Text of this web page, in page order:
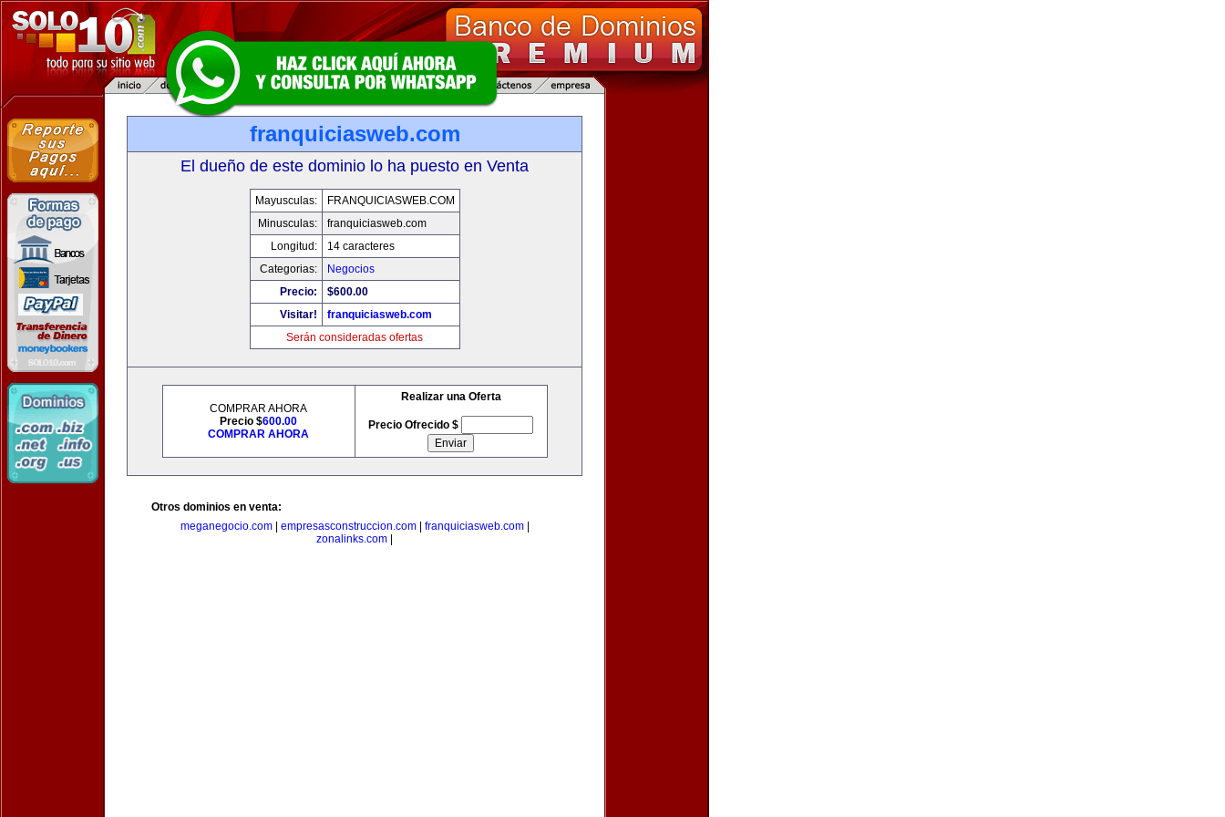
franquiciasweb.com
El dueño de este dominio lo ha puesto en Venta
Mayusculas:
FRANQUICIASWEB.COM
Minusculas:
franquiciasweb.com
Longitud:
14 caracteres
Categorias:
Negocios
Precio:
$600.00
Visitar!
franquiciasweb.com
Serán consideradas ofertas
COMPRAR AHORA
Precio $600.00
COMPRAR AHORA
Realizar una Oferta
Precio Ofrecido $
Otros dominios en venta:
meganegocio.com| empresasconstruccion.com| franquiciasweb.com|
zonalinks.com